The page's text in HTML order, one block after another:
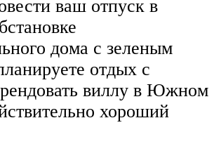
ваш отпуск в
дома с зеленым
отдых с
виллу в Южном
хороший